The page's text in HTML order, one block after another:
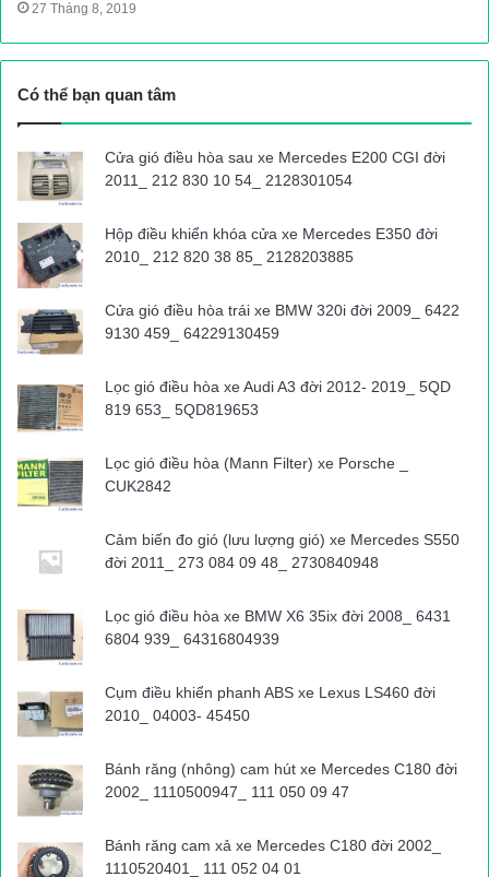
27 Tháng 8, 2019
Có thể bạn quan tâm
Cửa gió điều hòa sau xe Mercedes E200 CGI đời
2011_ 212 830 10 54_ 2128301054
Hộp điều khiển khóa cửa xe Mercedes E350 đời
2010_ 212 820 38 85_ 2128203885
Cửa gió điều hòa trái xe BMW 320i đời 2009_ 6422
9130 459_ 64229130459
Lọc gió điều hòa xe Audi A3 đời 2012- 2019_ 5QD
819 653_ 5QD819653
Lọc gió điều hòa (Mann Filter) xe Porsche _
CUK2842
Cảm biến đo gió (lưu lượng gió) xe Mercedes S550
đời 2011_ 273 084 09 48_ 2730840948
Lọc gió điều hòa xe BMW X6 35ix đời 2008_ 6431
6804 939_ 64316804939
Cụm điều khiển phanh ABS xe Lexus LS460 đời
2010_ 04003- 45450
Bánh răng (nhông) cam hút xe Mercedes C180 đời
2002_ 1110500947_ 111 050 09 47
Bánh răng cam xả xe Mercedes C180 đời 2002_
1110520401_ 111 052 04 01